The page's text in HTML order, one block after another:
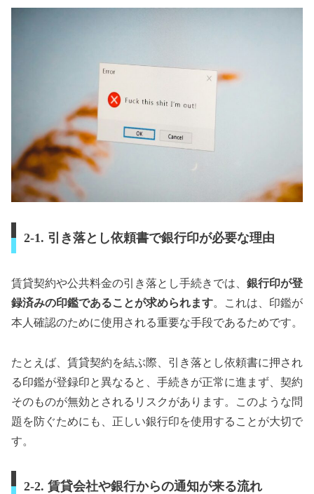
2-1. 引き落とし依頼書で銀行印が必要な理由
賃貸契約や公共料金の引き落とし手続きでは、 銀行印が登
録済みの印鑑であることが求められます。これは、印鑑が
本人確認のために使用される重要な手段であるためです。
たとえば、賃貸契約を結ぶ際、引き落とし依頼書に押され
る印鑑が登録印と異なると、手続きが正常に進まず、契約
そのものが無効とされるリスクがあります。このような問
題を防ぐためにも、正しい銀行印を使用することが大切で
す。
2-2. 賃貸会社や銀行からの通知が来る流れ